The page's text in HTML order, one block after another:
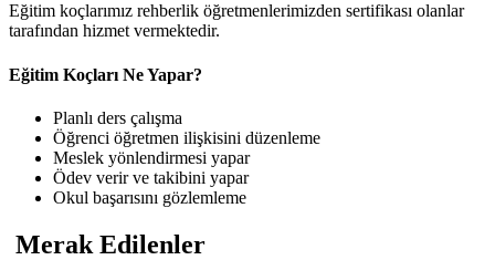
Eğitim koçlarımız rehberlik öğretmenlerimizden sertifikası olanlar
tarafından hizmet vermektedir.
Eğitim Koçları Ne Yapar?
Planlı ders çalışma
Öğrenci öğretmen ilişkisini düzenleme
Meslek yönlendirmesi yapar
Ödev verir ve takibini yapar
Okul başarısını gözlemleme
Merak Edilenler